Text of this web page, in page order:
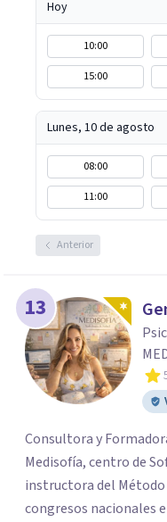
Hoy
10:00
15:00
Lunes, 10 de agosto
08:00
11:00
Anterior
13
Consultora y
Medisofía, centro de
instructora del Método
congresos nacionales